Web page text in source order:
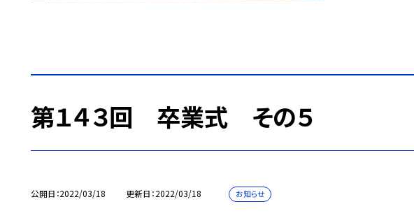
第１４３回 卒業式 その５
公開日 2022/03/18 更新日 2022/03/18 お知らせ